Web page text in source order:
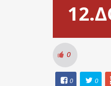
0
0 0